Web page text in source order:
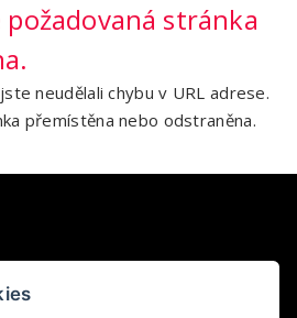
požadovaná stránka
neudělali chybu v URL adrese.
přemístěna nebo odstraněna.